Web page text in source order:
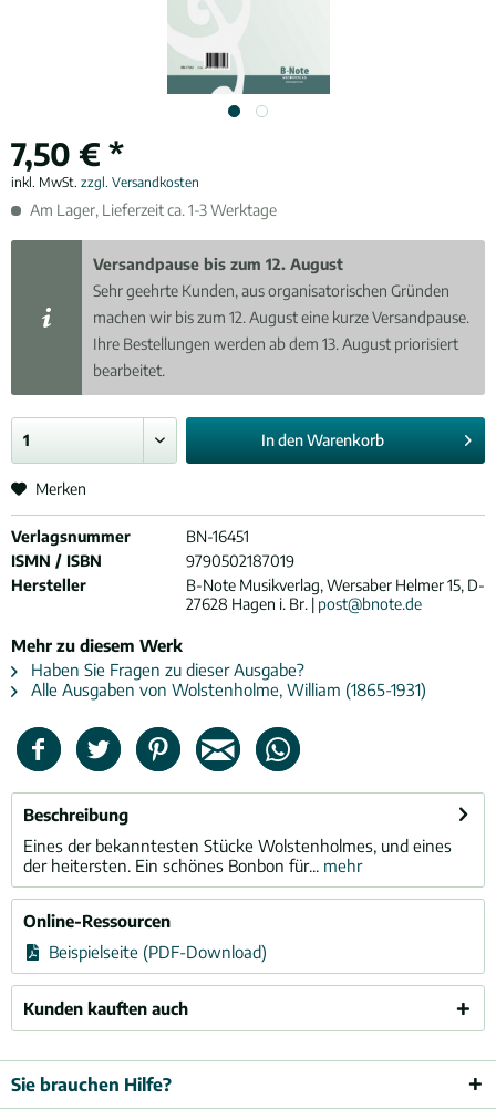
7,50 € *
inkl. MwSt. zzgl. Versandkosten
Am Lager, Lieferzeit ca. 1-3 Werktage
Versandpause bis zum 12. August
Sehr geehrte Kunden, aus organisatorischen Gründen
machen wir bis zum 12. August eine kurze Versandpause.
Ihre Bestellungen werden ab dem 13. August priorisiert
bearbeitet.
In denWarenkorb
Merken
Verlagsnummer
BN-16451
ISMN / ISBN
9790502187019
Hersteller
B-Note Musikverlag, Wersaber Helmer 15, D-
27628 Hagen i. Br. | post@bnote.de
Mehr zu diesem Werk
Haben Sie Fragen zu dieser Ausgabe?
Alle Ausgaben von Wolstenholme, William (1865-1931)
Beschreibung
Eines der bekanntesten Stücke Wolstenholmes, und eines
der heitersten. Ein schönes Bonbon für... mehr
Online-Ressourcen
Beispielseite (PDF-Download)
Kunden kauften auch
Sie brauchen Hilfe?